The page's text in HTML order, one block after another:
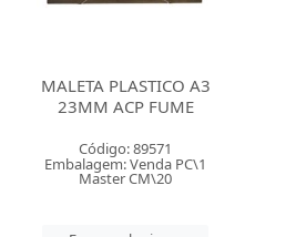
MALETA PLASTICO A3
23MM ACP FUME
Código: 89571
Embalagem: Venda PC\1
Master CM\20